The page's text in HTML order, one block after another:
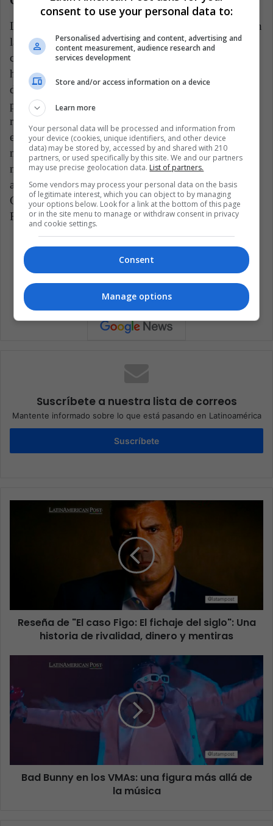
La tenista colombiana Camila Osorio fue eliminada en
la segunda ronda del US Open, tras perder en tres sets
contra Alison Riske. El partido duró poco más de tres
horas y se definió en el ‘tie break’ de la última a favor
de la estadounidense. Fue un partido peleado,
pero Camila sigue teniendo problemas para conseguir
resultados significativos en los Grand Slams. Sin
embargo, sigue estando entre las mejores tenistas a
nivel del continente suramericano y todavía tiene
mucho que aprender. De esta derrota se puede
aprender que los partidos largos no suelen favorecer a
Camila, que perdió de igual manera contra Emma
Raducanu este año.
Covid 19
ONU Ambiente Rusia US Open
Suscríbete a nuestra lista de correos
Mantente informado sobre lo que está pasando en Latinoamérica
Suscríbete
Reseña de "El caso Figo: El fichaje del siglo": Una
historia de rivalidad, dinero y mentiras
Bad Bunny en los VMAs: una figura más allá de
la música
consent to use your personal data to:
Personalised advertising and content, advertising and
content measurement, audience research and
services development
Store and/or access information on a device
Learn more
Your personal data will be processed and information from
your device (cookies, unique identifiers, and other device
data) may be stored by, accessed by and shared with 210
partners, or used specifically by this site. We and our partners
may use precise geolocation data. List of partners.
Some vendors may process your personal data on the basis
of legitimate interest, which you can object to by managing
your options below. Look for a link at the bottom of this page
or in the site menu to manage or withdraw consent in privacy
and cookie settings.
Consent
Manage options